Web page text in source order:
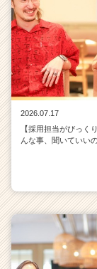
2026.07.17
【採用担当がびっく
んな事、聞いていい